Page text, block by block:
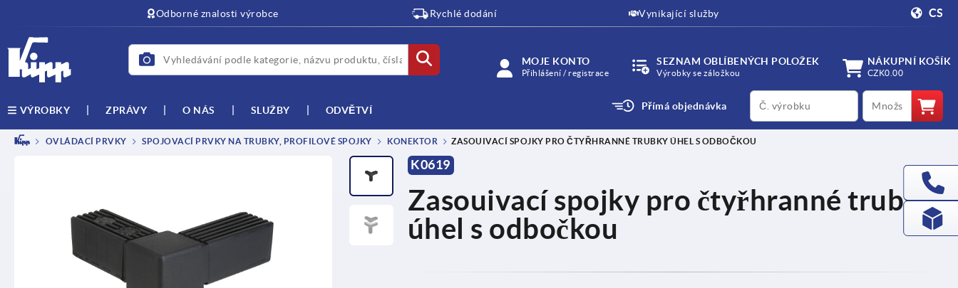
Odborné znalosti výrobce Rychlé dodání Vynikající služby CS
MOJE KONTO
Přihlášení / registrace
SEZNAM OBLÍBENÝCH POLOŽEK
Výrobky se záložkou
NÁKUPNÍ KOŠÍK
CZK0.00
VÝROBKY ZPRÁVY O NÁS SLUŽBY ODVĚTVÍ Přímá objednávka
productCode qty
OVLÁDACÍ PRVKY SPOJOVACÍ PRVKY NA TRUBKY, PROFILOVÉ SPOJKY KONEKTOR ZASOUIVACÍ SPOJKY PRO ČTYŘHRANNÉ TRUBKY ÚHEL S ODBOČKOU
K0619
Zasouivací spojky pro čtyřhranné trubky
úhel s odbočkou